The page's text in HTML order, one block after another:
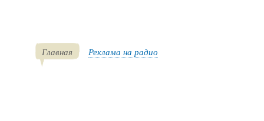
Главная Реклама на радио